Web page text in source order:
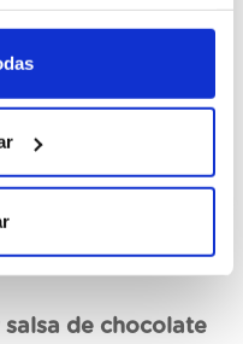
Registrar-me
de chocolate